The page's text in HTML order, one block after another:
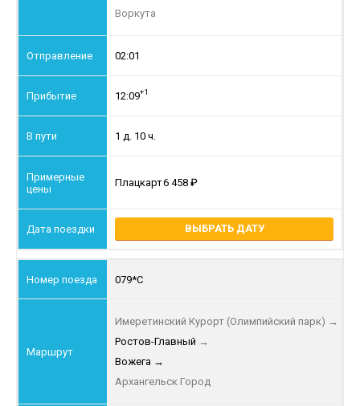
Воркута
02:01
12:09+1
1 д. 10 ч.
Плацкарт6 458
ВЫБРАТЬ ДАТУ
079*С
Имеретинский Курорт (Олимпийский парк) →
Ростов-Главный →
Вожега →
Архангельск Город